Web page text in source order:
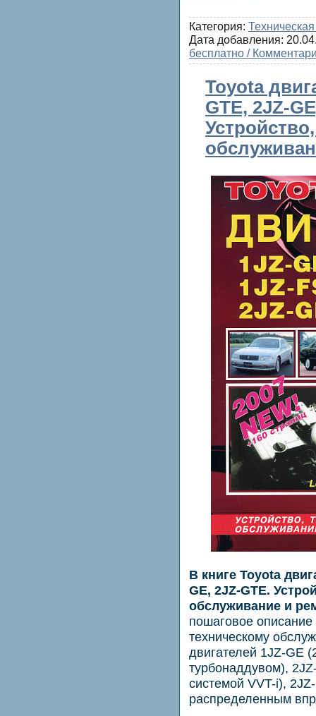
Категория:
Дата добавления:
бесплатно /
Toyota
GTE, 2JZ-
В книге Toyota
GE, 2JZ-GTE.
обслуживание и
пошаговое
техническому
двигателей 1JZ-GE
турбонаддувом),
системой VVT-i),
распределенным